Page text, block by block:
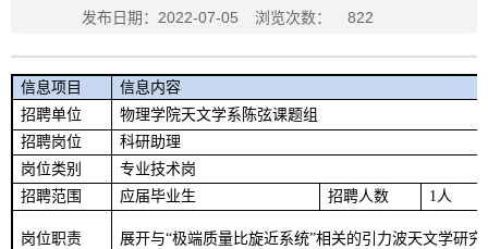
发布日期：2022-07-05 浏览次数： 822
信息项目
信息内容
招聘单位
物理学院天文学系陈弦课题组
招聘岗位
科研助理
岗位类别
专业技术岗
招聘范围
应届毕业生 招聘人数 1 人
岗位职责 展开与“极端质量比旋近系统”相关的引力波天文学研究